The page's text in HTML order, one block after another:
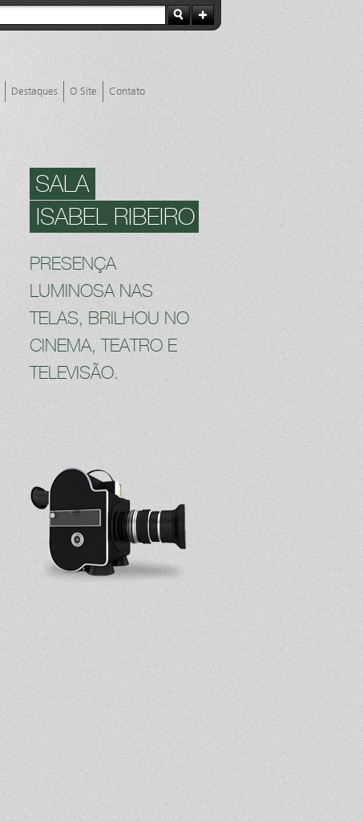
Destaques O Site Contato
SALA
ISABEL RIBEIRO
PRESENÇA
LUMINOSA NAS
TELAS, BRILHOU NO
CINEMA, TEATRO E
TELEVISÃO.